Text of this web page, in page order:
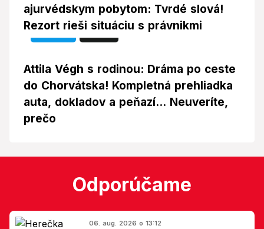
ajurvédskym pobytom: Tvrdé slová!
Rezort rieši situáciu s právnikmi
Video Foto
Attila Végh s rodinou: Dráma po ceste
do Chorvátska! Kompletná prehliadka
auta, dokladov a peňazí... Neuveríte,
prečo
Odporúčame
06. aug. 2026 o 13:12